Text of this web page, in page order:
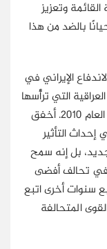
وتعزيز
بالضد من هذا
الإيراني في
التي ترأَّسها
الشيعي الليبرالي، إياد علاوي، في انتخابات العام 2010. أخفق
التأثير
بل إنه سمح
في تحالف أفضى
سنوات أخرى اتبع
المتحالفة